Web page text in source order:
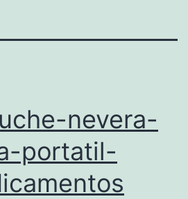
nevera-
portatil-